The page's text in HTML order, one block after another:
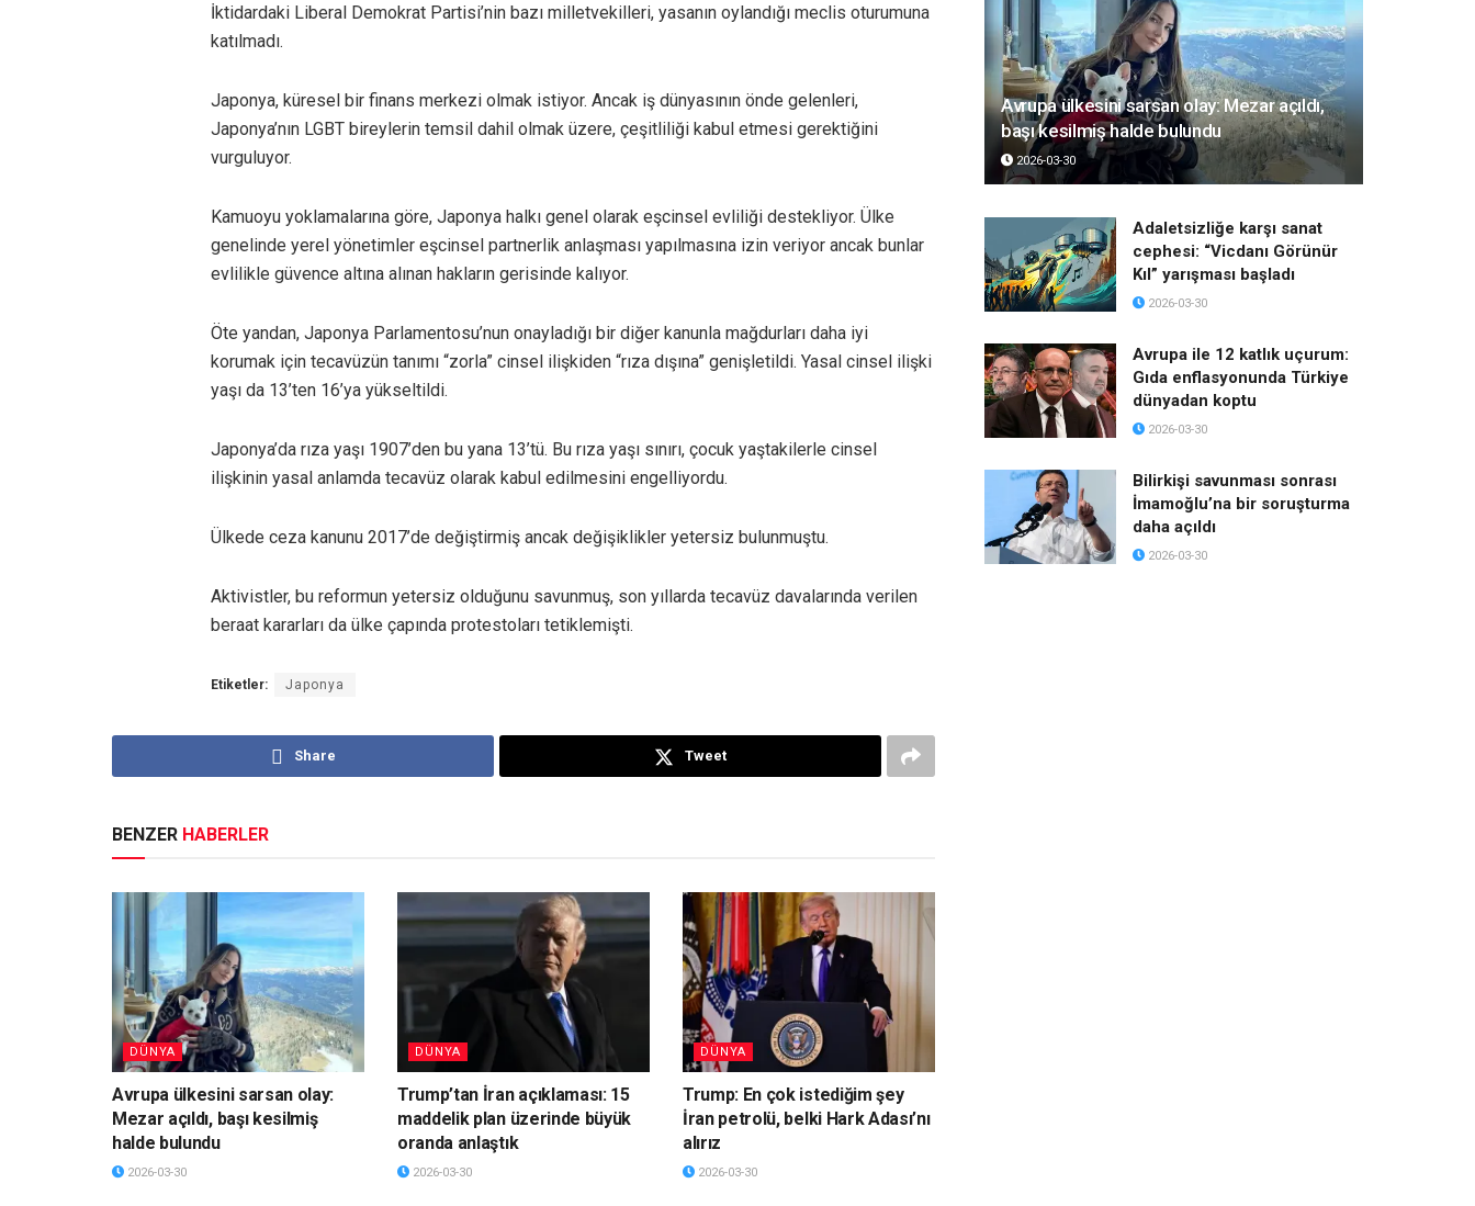
İktidardaki Liberal Demokrat Partisi’nin bazı milletvekilleri, yasanın oylandığı meclis oturumuna
katılmadı.
Japonya, küresel bir finans merkezi olmak istiyor. Ancak iş dünyasının önde gelenleri,
Japonya’nın LGBT bireylerin temsil dahil olmak üzere, çeşitliliği kabul etmesi gerektiğini
vurguluyor.
Kamuoyu yoklamalarına göre, Japonya halkı genel olarak eşcinsel evliliği destekliyor. Ülke
genelinde yerel yönetimler eşcinsel partnerlik anlaşması yapılmasına izin veriyor ancak bunlar
evlilikle güvence altına alınan hakların gerisinde kalıyor.
Öte yandan, Japonya Parlamentosu’nun onayladığı bir diğer kanunla mağdurları daha iyi
korumak için tecavüzün tanımı “zorla” cinsel ilişkiden “rıza dışına” genişletildi. Yasal cinsel ilişki
yaşı da 13’ten 16’ya yükseltildi.
Japonya’da rıza yaşı 1907’den bu yana 13’tü. Bu rıza yaşı sınırı, çocuk yaştakilerle cinsel
ilişkinin yasal anlamda tecavüz olarak kabul edilmesini engelliyordu.
Ülkede ceza kanunu 2017’de değiştirmiş ancak değişiklikler yetersiz bulunmuştu.
Aktivistler, bu reformun yetersiz olduğunu savunmuş, son yıllarda tecavüz davalarında verilen
beraat kararları da ülke çapında protestoları tetiklemişti.
Etiketler: Japonya
Share Tweet
BENZER HABERLER
DÜNYA
Avrupa ülkesini sarsan olay:
Mezar açıldı, başı kesilmiş
halde bulundu
2026-03-30
DÜNYA
Trump’tan İran açıklaması: 15
maddelik plan üzerinde büyük
oranda anlaştık
2026-03-30
DÜNYA
Trump: En çok istediğim şey
İran petrolü, belki Hark Adası’nı
alırız
2026-03-30
Avrupa ülkesini sarsan olay: Mezar açıldı,
başı kesilmiş halde bulundu
2026-03-30
Adaletsizliğe karşı sanat
cephesi: “Vicdanı Görünür
Kıl” yarışması başladı
2026-03-30
Avrupa ile 12 katlık uçurum:
Gıda enflasyonunda Türkiye
dünyadan koptu
2026-03-30
Bilirkişi savunması sonrası
İmamoğlu’na bir soruşturma
daha açıldı
2026-03-30